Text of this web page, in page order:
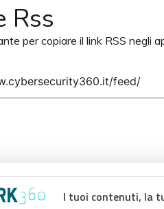
I tuoi contenuti, la
Rss
per copiare il link RSS negli